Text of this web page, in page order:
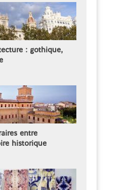
: gothique,
entre
historique